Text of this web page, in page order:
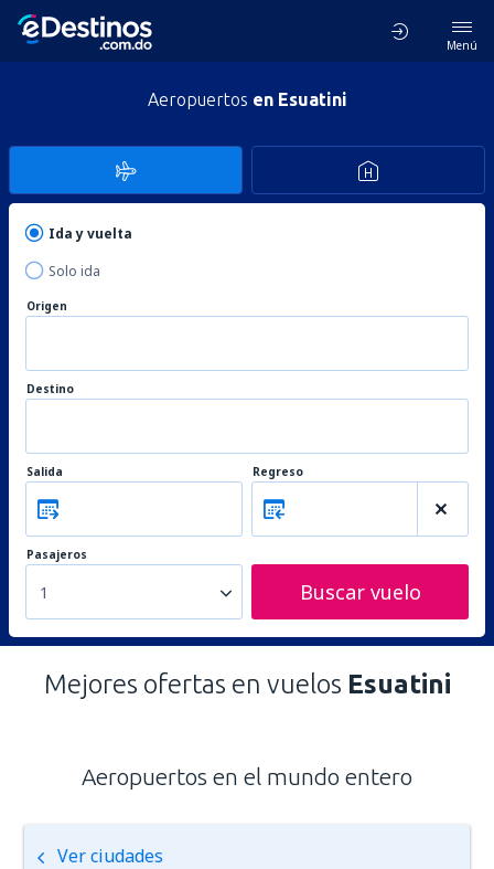
Menú
Aeropuertos en Esuatini
Ida y vuelta
Solo ida
Origen
Destino
Salida Regreso
Pasajeros
1 Buscar vuelo
Mejores ofertas en vuelos Esuatini
Aeropuertos en el mundo entero
Ver ciudades